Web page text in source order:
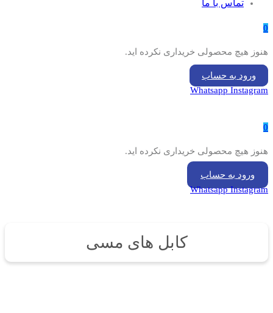
تماس با ما
0
هنوز هیچ محصولی خریداری نکرده اید.
ورود به حساب
Whatsapp Instagram
0
هنوز هیچ محصولی خریداری نکرده اید.
ورود به حساب
Whatsapp Instagram
کابل های مسی